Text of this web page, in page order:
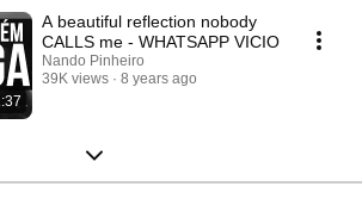
A beautiful reflection nobody
CALLS me - WHATSAPP VICIO
Nando Pinheiro
39K views
8 years ago